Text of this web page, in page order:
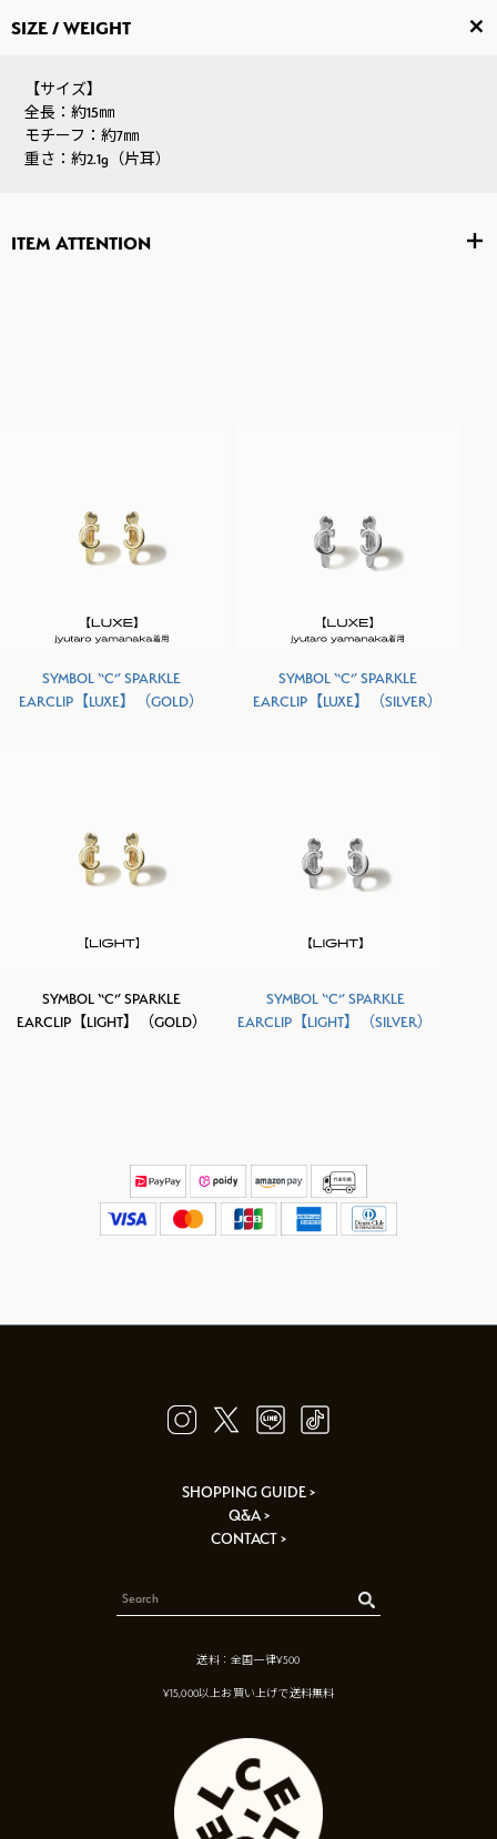
SIZE / WEIGHT
【サイズ】
全長：約15㎜
モチーフ：約7㎜
重さ：約2.1g（片耳）
ITEM ATTENTION
SYMBOL “C” SPARKLE
EARCLIP【LUXE】（GOLD）
SYMBOL “C” SPARKLE
EARCLIP【LUXE】（SILVER）
SYMBOL “C” SPARKLE
EARCLIP【LIGHT】（GOLD）
SYMBOL “C” SPARKLE
EARCLIP【LIGHT】（SILVER）
SHOPPING GUIDE >
Q&A >
CONTACT >
送料：全国一律¥500
¥15,000以上お買い上げで送料無料